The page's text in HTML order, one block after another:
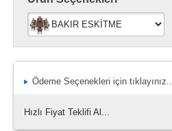
Ödeme Seçenekleri için tıklayınız..
Hızlı Fiyat Teklifi Al...